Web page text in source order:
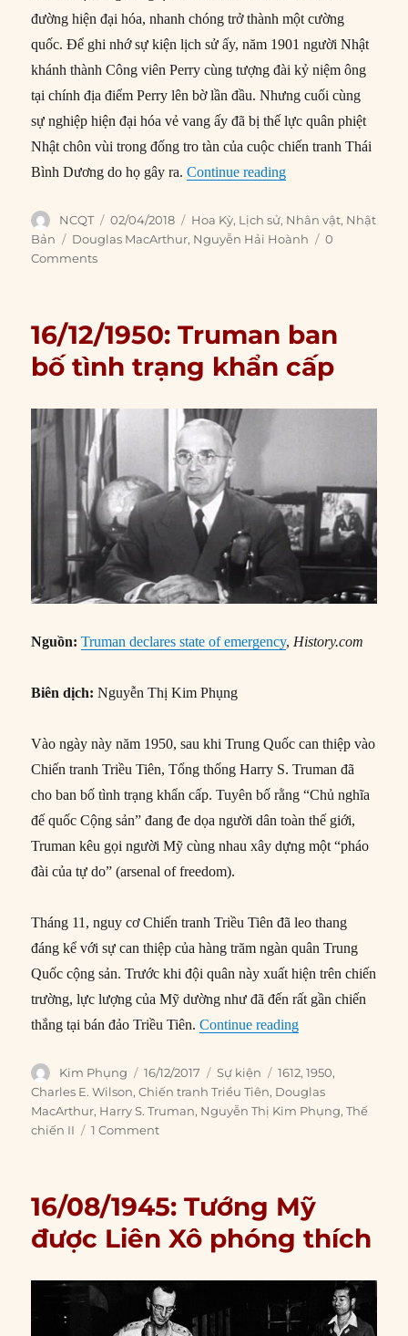
đường hiện đại hóa, nhanh chóng trở thành một cường
quốc. Để ghi nhớ sự kiện lịch sử ấy, năm 1901 người Nhật
khánh thành Công viên Perry cùng tượng đài kỷ niệm ông
tại chính địa điểm Perry lên bờ lần đầu. Nhưng cuối cùng
sự nghiệp hiện đại hóa vẻ vang ấy đã bị thế lực quân phiệt
Nhật chôn vùi trong đống tro tàn của cuộc chiến tranh Thái
Bình Dương do họ gây ra.Continue reading“MacArthur: Người
Author
NCQT
Posted
on
02/04/2018 Categories
Hoa Kỳ, Lịch sử, Nhân vật, Nhật
Bản
Tags
Douglas MacArthur, Nguyễn Hải Hoành
0
Comments
16/12/1950: Truman ban
bố tình trạng khẩn cấp
Nguồn: Truman declares state of emergency, History.com
Biên dịch: Nguyễn Thị Kim Phụng
Vào ngày này năm 1950, sau khi Trung Quốc can thiệp vào
Chiến tranh Triều Tiên, Tổng thống Harry S. Truman đã
cho ban bố tình trạng khẩn cấp. Tuyên bố rằng “Chủ nghĩa
đế quốc Cộng sản” đang đe dọa người dân toàn thế giới,
Truman kêu gọi người Mỹ cùng nhau xây dựng một “pháo
đài của tự do” (arsenal of freedom).
Tháng 11, nguy cơ Chiến tranh Triều Tiên đã leo thang
đáng kể với sự can thiệp của hàng trăm ngàn quân Trung
Quốc cộng sản. Trước khi đội quân này xuất hiện trên chiến
trường, lực lượng của Mỹ dường như đã đến rất gần chiến
thắng tại bán đảo Triều Tiên.Continue reading“16/12/1950:
Author
Kim Phụng
Posted
on
16/12/2017 Categories
Sự kiện Tags
1612,1950,
Charles E. Wilson,Chiến tranh Triều Tiên, Douglas
MacArthur, Harry S. Truman, Nguyễn Thị Kim Phụng,Thế
chiến II
1 Comment
16/08/1945: Tướng Mỹ
được Liên Xô phóng thích